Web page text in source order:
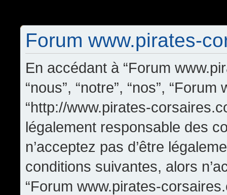
Forum www.pirates-
En accédant à “Forum
“nous”, “notre”, “nos”,
“http://www.pirates-
légalement responsable des
n’acceptez pas d’être
conditions suivantes, alors
“Forum www.pirates-